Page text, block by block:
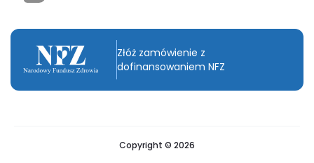
Złóż zamówienie z
dofinansowaniem NFZ
Copyright © 2026